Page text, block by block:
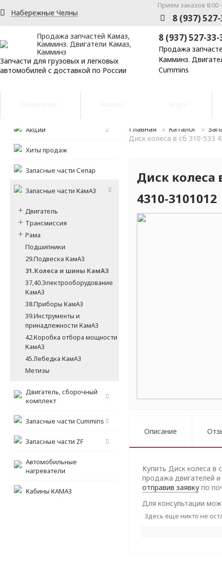
Набережные Челны
Прием заказов 8:00
8 (937)
Продажа запчастей Камаз,
Камминз. Двигатели Камаз,
Камминз
Запчасти для грузовых и легковых
автомобилей с доставкой по России
8 (937) 527-33-
Продажа
Камминз.
Cummins
Акции
Хиты продаж
Запасные части Сепар
Запасные части КамАЗ
Двигатель
Трансмиссия
Рама
Подшипники
29.Подвеска КамАЗ
31.Колеса и шины КамАЗ
37,40.Электрооборудование
КамАЗ
38.Приборы КамАЗ
39.Инструменты и
принадлежности КамАЗ
42.Коробка отбора мощности
КамАЗ
45.Лебедка КамАЗ
Метизы
Двигатель, сборочный
комплект
Запасные части Cummins
Запасные части ZF
Автомобильные
нагреватели
Кабины КАМАЗ
Главная Каталог
Диск колеса в сб 310-533
Диск колеса
4310-3101012
Описание
Купить Диск колеса в
продажа двигателей
отправив заявку по
Для консультации
Здесь еще никто не